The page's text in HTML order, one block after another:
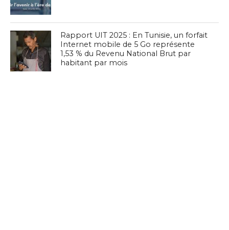
Rapport UIT 2025 : En Tunisie, un forfait
Internet mobile de 5 Go représente
1,53 % du Revenu National Brut par
habitant par mois